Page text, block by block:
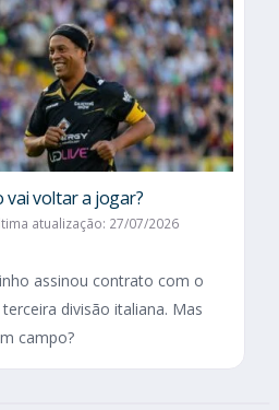
vai voltar a jogar?
atualização: 27/07/2026
assinou contrato com o
divisão italiana. Mas
campo?